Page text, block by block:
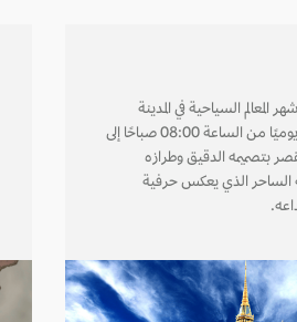
المعالم السياحية في المدينة
القديمة، ويفتح أبوابه يوميًا من الساعة 08:00 صباحًا إلى
القصر بتصميمه الدقيق وطرازه
الساحر الذي يعكس حرفية